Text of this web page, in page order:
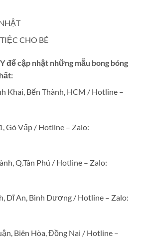
CHO BÉ
để cập nhật những mẫu bong bóng
Khai, Bến Thành, HCM / Hotline –
Gò Vấp / Hotline – Zalo:
Q.Tân Phú / Hotline – Zalo:
Dĩ An, Bình Dương / Hotline – Zalo:
Biên Hòa, Đồng Nai / Hotline –